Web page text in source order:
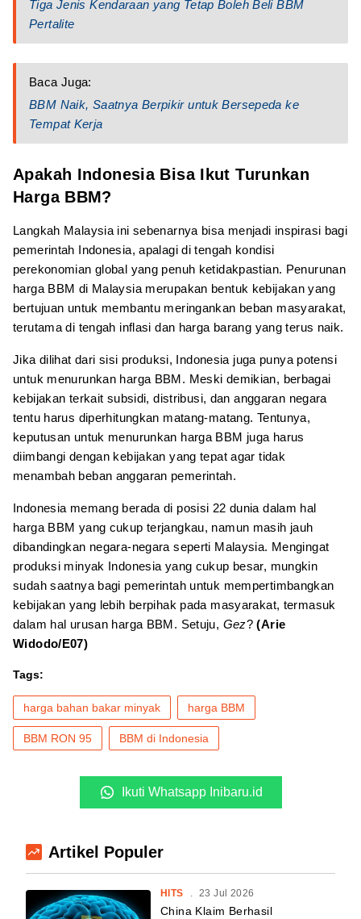
Tiga Jenis Kendaraan yang Tetap Boleh Beli BBM
Pertalite
Baca Juga:
BBM Naik, Saatnya Berpikir untuk Bersepeda ke
Tempat Kerja
Apakah Indonesia Bisa Ikut Turunkan
Harga BBM?
Langkah Malaysia ini sebenarnya bisa menjadi inspirasi bagi
pemerintah Indonesia, apalagi di tengah kondisi
perekonomian global yang penuh ketidakpastian. Penurunan
harga BBM di Malaysia merupakan bentuk kebijakan yang
bertujuan untuk membantu meringankan beban masyarakat,
terutama di tengah inflasi dan harga barang yang terus naik.
Jika dilihat dari sisi produksi, Indonesia juga punya potensi
untuk menurunkan harga BBM. Meski demikian, berbagai
kebijakan terkait subsidi, distribusi, dan anggaran negara
tentu harus diperhitungkan matang-matang. Tentunya,
keputusan untuk menurunkan harga BBM juga harus
diimbangi dengan kebijakan yang tepat agar tidak
menambah beban anggaran pemerintah.
Indonesia memang berada di posisi 22 dunia dalam hal
harga BBM yang cukup terjangkau, namun masih jauh
dibandingkan negara-negara seperti Malaysia. Mengingat
produksi minyak Indonesia yang cukup besar, mungkin
sudah saatnya bagi pemerintah untuk mempertimbangkan
kebijakan yang lebih berpihak pada masyarakat, termasuk
dalam hal urusan harga BBM. Setuju, Gez?(Arie
Widodo/E07)
Tags:
harga bahan bakar minyak harga BBM
BBM RON 95 BBM di Indonesia
Ikuti Whatsapp Inibaru.id
Artikel Populer
HITS . 23 Jul 2026
China Klaim Berhasil